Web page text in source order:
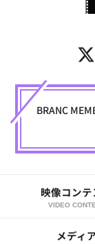
BRANC
映像コンテ
VIDEO
メディ